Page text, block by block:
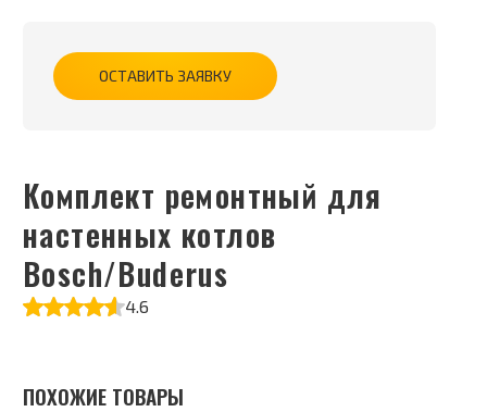
Комплект ремонтный для
настенных котлов
Bosch/Buderus
4.6
ОСТАВИТЬ ЗАЯВКУ
ПОХОЖИЕ ТОВАРЫ